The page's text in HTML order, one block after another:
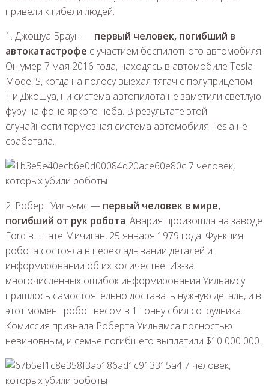
привели к гибели людей.
1. Джошуа Браун —первый человек, погибший в
автокатастрофе с участием беспилотного автомобиля.
Он умер 7 мая 2016 года, находясь в автомобиле Tesla
Model S, когда на полосу выехал тягач с полуприцепом.
Ни Джошуа, ни система автопилота не заметили светлую
фуру на фоне яркого неба. В результате этой
случайности тормозная система автомобиля Tesla не
сработала.
2. Роберт Уильямс — первый человек в мире,
погибший от рук робота. Авария произошла на заводе
Ford в штате Мичиган, 25 января 1979 года. Функция
робота состояла в перекладывании деталей и
информировании об их количестве. Из-за
многочисленных ошибок информирования Уильямсу
пришлось самостоятельно доставать нужную деталь, и в
этот момент робот весом в 1 тонну сбил сотрудника.
Комиссия признала Роберта Уильямса полностью
невиновным, и семье погибшего выплатили $10 000 000.